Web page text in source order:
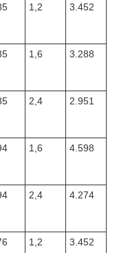
1,2 3.452
1,6 3.288
2,4 2.951
1,6 4.598
2,4 4.274
1,2 3.452